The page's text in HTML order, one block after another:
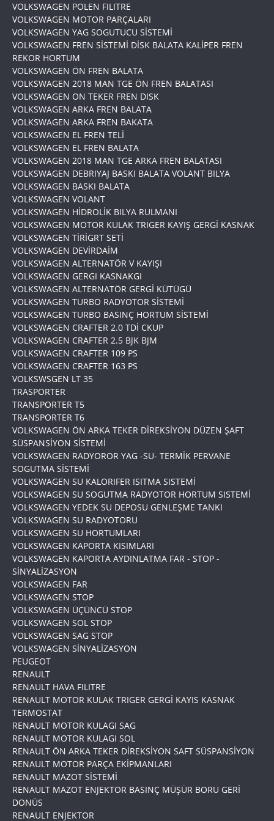
VOLKSWAGEN POLEN FILITRE
VOLKSWAGEN MOTOR PARÇALARI
VOLKSWAGEN YAG SOGUTUCU SİSTEMİ
VOLKSWAGEN FREN SİSTEMİ DİSK BALATA KALİPER FREN
REKOR HORTUM
VOLKSWAGEN ÖN FREN BALATA
VOLKSWAGEN 2018 MAN TGE ÖN FREN BALATASI
VOLKSWAGEN ON TEKER FREN DISK
VOLKSWAGEN ARKA FREN BALATA
VOLKSWAGEN ARKA FREN BAKATA
VOLKSWAGEN EL FREN TELİ
VOLKSWAGEN EL FREN BALATA
VOLKSWAGEN 2018 MAN TGE ARKA FREN BALATASI
VOLKSWAGEN DEBRIYAJ BASKI BALATA VOLANT BILYA
VOLKSWAGEN BASKI BALATA
VOLKSWAGEN VOLANT
VOLKSWAGEN HİDROLİK BILYA RULMANI
VOLKSWAGEN MOTOR KULAK TRIGER KAYIŞ GERGİ KASNAK
VOLKSWAGEN TİRİGRT SETİ
VOLKSWAGEN DEVİRDAİM
VOLKSWAGEN ALTERNATÖR V KAYIŞI
VOLKSWAGEN GERGI KASNAKGI
VOLKSWAGEN ALTERNATÖR GERGİ KÜTÜGÜ
VOLKSWAGEN TURBO RADYOTOR SİSTEMİ
VOLKSWAGEN TURBO BASINÇ HORTUM SİSTEMİ
VOLKSWAGEN CRAFTER 2.0 TDİ CKUP
VOLKSWAGEN CRAFTER 2.5 BJK BJM
VOLKSWAGEN CRAFTER 109 PS
VOLKSWAGEN CRAFTER 163 PS
VOLKSWSGEN LT 35
TRASPORTER
TRANSPORTER T5
TRANSPORTER T6
VOLKSWAGEN ÖN ARKA TEKER DİREKSİYON DÜZEN ŞAFT
SÜSPANSİYON SİSTEMİ
VOLKSWAGEN RADYOROR YAG -SU- TERMİK PERVANE
SOGUTMA SİSTEMİ
VOLKSWAGEN SU KALORIFER ISITMA SISTEMİ
VOLKSWAGEN SU SOGUTMA RADYOTOR HORTUM SISTEMİ
VOLKSWAGEN YEDEK SU DEPOSU GENLEŞME TANKI
VOLKSWAGEN SU RADYOTORU
VOLKSWAGEN SU HORTUMLARI
VOLKSWAGEN KAPORTA KISIMLARI
VOLKSWAGEN KAPORTA AYDINLATMA FAR - STOP -
SİNYALİZASYON
VOLKSWAGEN FAR
VOLKSWAGEN STOP
VOLKSWAGEN ÜÇÜNCÜ STOP
VOLKSWAGEN SOL STOP
VOLKSWAGEN SAG STOP
VOLKSWAGEN SİNYALİZASYON
PEUGEOT
RENAULT
RENAULT HAVA FILITRE
RENAULT MOTOR KULAK TRIGER GERGİ KAYIS KASNAK
TERMOSTAT
RENAULT MOTOR KULAGI SAG
RENAULT MOTOR KULAGI SOL
RENAULT ÖN ARKA TEKER DİREKSİYON SAFT SÜSPANSİYON
RENAULT MOTOR PARÇA EKİPMANLARI
RENAULT MAZOT SİSTEMİ
RENAULT MAZOT ENJEKTOR BASINÇ MÜŞÜR BORU GERİ
DONÜS
RENAULT ENJEKTOR